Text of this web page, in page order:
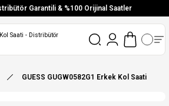
Garantili & %100 Orijinal Saatler
Vade Farksız 6 Taksit
Ücretsiz Kargo
GUESS GUGW0582G1 Erkek Kol Saati